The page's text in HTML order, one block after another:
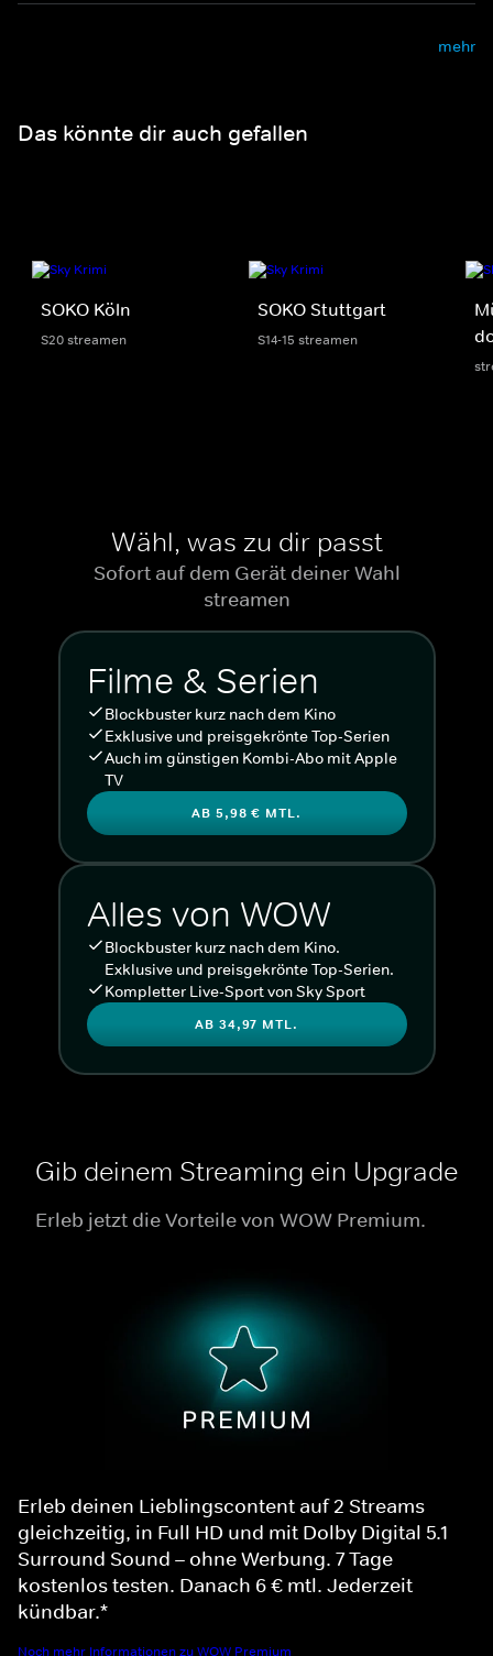
mehr
Das könnte dir auch gefallen
SOKO Köln
S20 streamen
SOKO Stuttgart
S14-15 streamen
Wähl, was zu dir passt
Sofort auf dem Gerät deiner Wahl
streamen
Filme & Serien
Blockbuster kurz nach dem Kino
Exklusive und preisgekrönte Top-Serien
Auch im günstigen Kombi-Abo mit Apple
TV
AB 5,98 € MTL.
Alles von WOW
Blockbuster kurz nach dem Kino.
Exklusive und preisgekrönte Top-Serien.
Kompletter Live-Sport von Sky Sport
AB 34,97 MTL.
Gib deinem Streaming ein Upgrade
Erleb jetzt die Vorteile von WOW Premium.
Erleb deinen Lieblingscontent auf 2 Streams
gleichzeitig, in Full HD und mit Dolby Digital 5.1
Surround Sound – ohne Werbung. 7 Tage
kostenlos testen. Danach 6 € mtl. Jederzeit
kündbar.*
Noch mehr Informationen zu WOW Premium